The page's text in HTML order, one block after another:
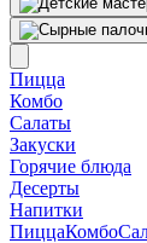
Пицца
Комбо
Салаты
Закуски
Горячие блюда
Десерты
Напитки
ПиццаКомбо